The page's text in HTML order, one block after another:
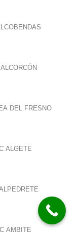
DEL FRESNO
ALGETE
AMBITE